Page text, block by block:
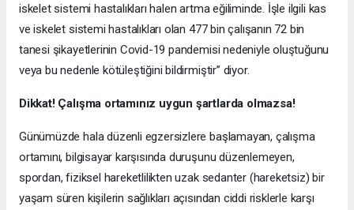
iskelet sistemi hastalıkları halen artma eğiliminde. İşle ilgili kas
ve iskelet sistemi hastalıkları olan 477 bin çalışanın 72 bin
tanesi şikayetlerinin Covid-19 pandemisi nedeniyle oluştuğunu
veya bu nedenle kötüleştiğini bildirmiştir” diyor.
Dikkat! Çalışma ortamınız uygun şartlarda olmazsa!
Günümüzde hala düzenli egzersizlere başlamayan, çalışma
ortamını, bilgisayar karşısında duruşunu düzenlemeyen,
spordan, fiziksel hareketlilikten uzak sedanter (hareketsiz) bir
yaşam süren kişilerin sağlıkları açısından ciddi risklerle karşı